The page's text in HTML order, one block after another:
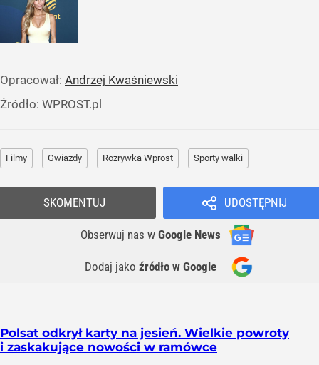
Opracował: Andrzej Kwaśniewski
Źródło: WPROST.pl
Filmy Gwiazdy Rozrywka Wprost Sporty walki
UDOSTĘPNIJ
Obserwuj nas w Google News
Dodaj jako źródło w Google
SKOMENTUJ
Polsat odkrył karty na jesień. Wielkie powroty
i zaskakujące nowości w ramówce